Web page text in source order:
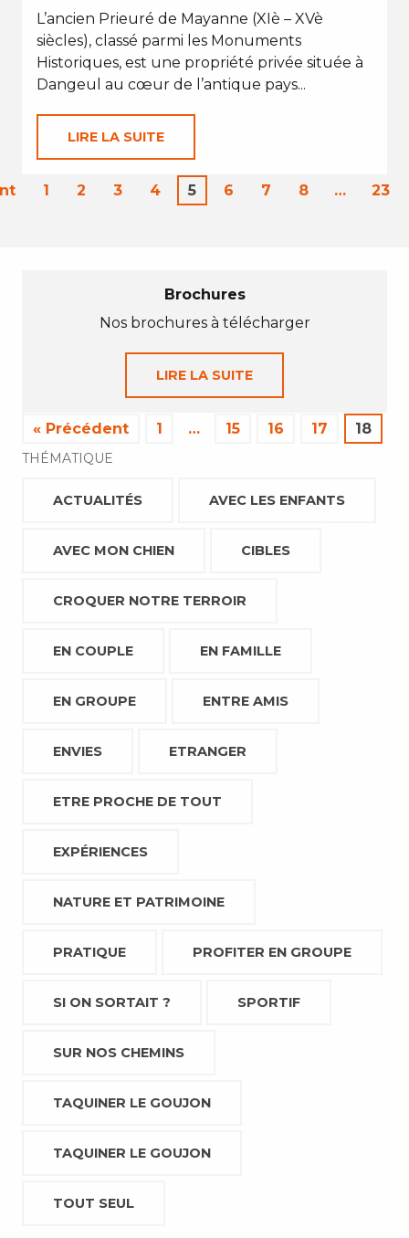
L’ancien Prieuré de Mayanne (XIè – XVè
siècles), classé parmi les Monuments
Historiques, est une propriété privée située à
Dangeul au cœur de l’antique pays...
LIRE LA SUITE
1 2 3 4 5 6 7 8 … 23
Brochures
Nos brochures à télécharger
LIRE LA SUITE
« Précédent 1 … 15 16 17 18
THÉMATIQUE
ACTUALITÉS AVEC LES ENFANTS
AVEC MON CHIEN CIBLES
CROQUER NOTRE TERROIR
EN COUPLE EN FAMILLE
EN GROUPE ENTRE AMIS
ENVIES ETRANGER
ETRE PROCHE DE TOUT
EXPÉRIENCES
NATURE ET PATRIMOINE
PRATIQUE PROFITER EN GROUPE
SI ON SORTAIT ? SPORTIF
SUR NOS CHEMINS
TAQUINER LE GOUJON
TAQUINER LE GOUJON
TOUT SEUL